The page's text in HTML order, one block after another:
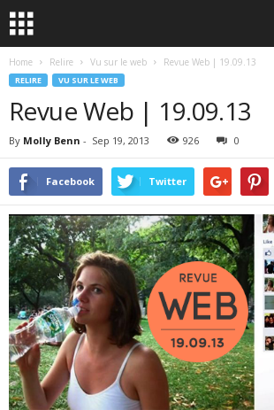
Home Relire Vu sur le web Revue Web | 19.09.13
RELIRE VU SUR LE WEB
Revue Web | 19.09.13
By Molly Benn - Sep 19, 2013 926 0
Facebook Twitter